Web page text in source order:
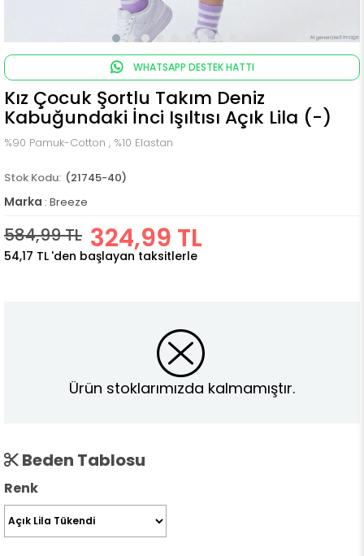
WHATSAPP DESTEK HATTI
Kız Çocuk Şortlu Takım Deniz
Kabuğundaki İnci Işıltısı Açık Lila (-)
%90 Pamuk-Cotton , %10 Elastan
(21745-40)
Marka : Breeze
584,99 TL 324,99 TL
54,17 TL 'den başlayan taksitlerle
Ürün stoklarımızda kalmamıştır.
Beden Tablosu
Renk